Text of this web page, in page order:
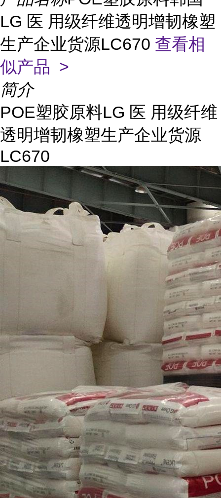
LG 医 用级纤维透明增韧橡塑
生产企业货源LC670 查看相
似产品 >
简介
POE塑胶原料LG 医 用级纤维
透明增韧橡塑生产企业货源
LC670